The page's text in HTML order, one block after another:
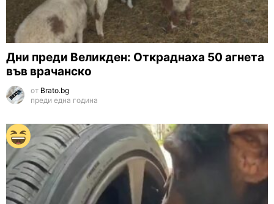
Дни преди Великден: Откраднаха 50 агнета
във врачанско
от Brato.bg
преди една година